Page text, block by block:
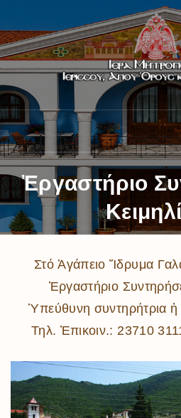
Ἐργαστήριο
Στό Ἀγάπειο Ἵδρυμα
Ἐργαστήριο
Ὑπεύθυνη συντηρήτρια
Τηλ. Ἐπικοιν.: 23710